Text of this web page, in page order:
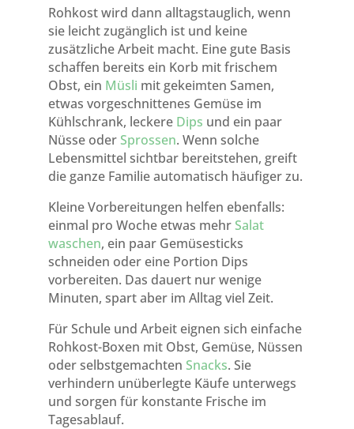
Rohkost wird dann alltagstauglich, wenn
sie leicht zugänglich ist und keine
zusätzliche Arbeit macht. Eine gute Basis
schaffen bereits ein Korb mit frischem
Obst, ein Müsli mit gekeimten Samen,
etwas vorgeschnittenes Gemüse im
Kühlschrank, leckere Dips und ein paar
Nüsse oderSprossen. Wenn solche
Lebensmittel sichtbar bereitstehen, greift
die ganze Familie automatisch häufiger zu.
Kleine Vorbereitungen helfen ebenfalls:
einmal pro Woche etwas mehrSalat
waschen, ein paar Gemüsesticks
schneiden oder eine Portion Dips
vorbereiten. Das dauert nur wenige
Minuten, spart aber im Alltag viel Zeit.
Für Schule und Arbeit eignen sich einfache
Rohkost-Boxen mit Obst, Gemüse, Nüssen
oder selbstgemachten Snacks. Sie
verhindern unüberlegte Käufe unterwegs
und sorgen für konstante Frische im
Tagesablauf.